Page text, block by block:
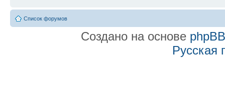
Список форумов
Создано на основе phpBB
Русская